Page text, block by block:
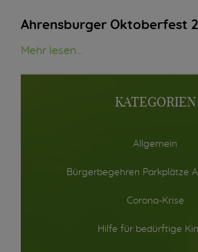
Ahrensburger Oktoberfest
Mehr lesen...
KATEGORIEN
Allgemein
Bürgerbegehren Parkplätze
Corona-Krise
Hilfe für bedürftige